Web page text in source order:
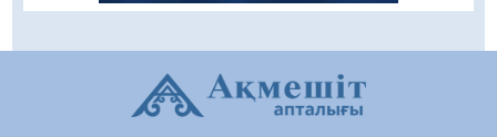
Сыбайлас жемқорлық